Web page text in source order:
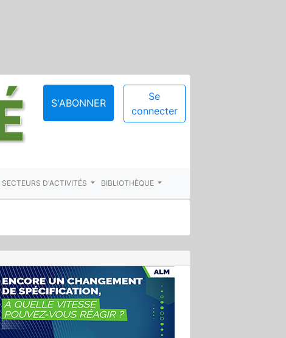
S'ABONNER
Se
connecter
SECTEURS D'ACTIVITÉS BIBLIOTHÈQUE